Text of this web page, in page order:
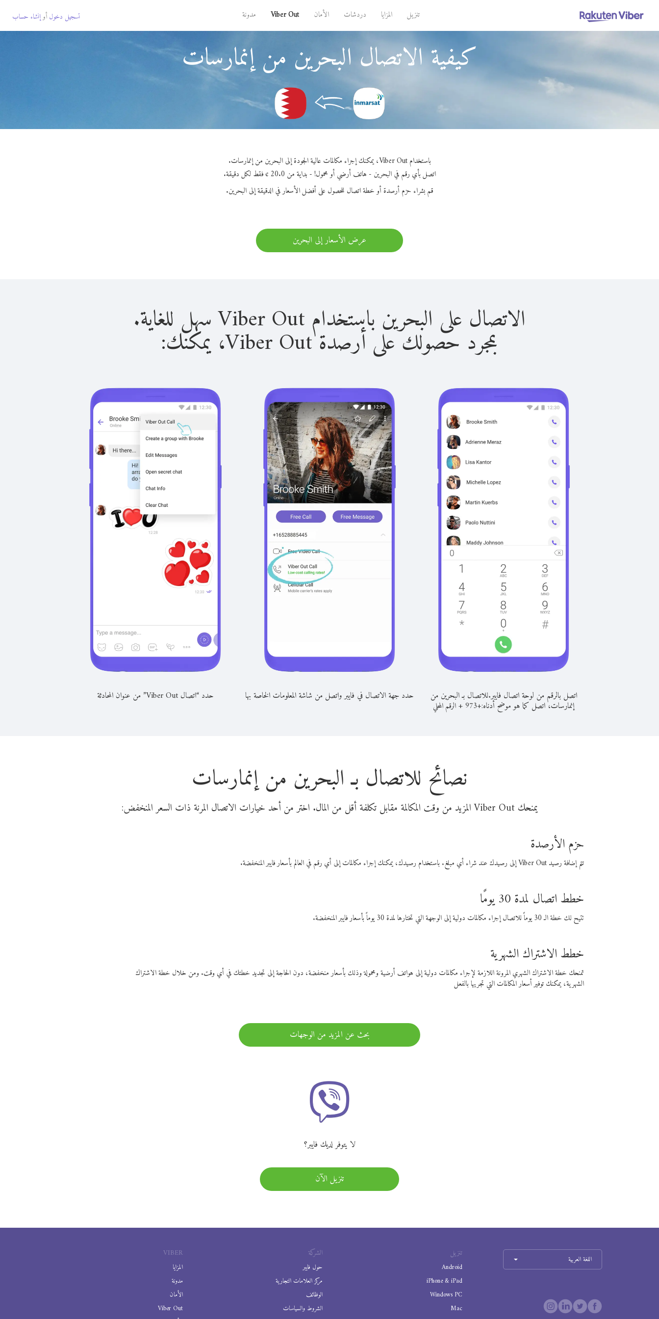
تنزيل المزايا دردشات الأمان Viber Out مدونة تسجيل دخول أوإنشاء حساب
كيفية الاتصال البحرين من إنمارسات
باستخدام Viber Out، يمكنك إجراء مكالمات عالية الجودة إلى البحرين من إنمارسات.
اتصل بأي رقم في البحرين - هاتف أرضي أو محمول! - بداية من 20.0 ¢ فقط لكل دقيقة.
قم بشراء حزم أرصدة أو خطة اتصال للحصول على أفضل الأسعار في الدقيقة إلى البحرين.
عرض الأسعار إلى البحرين
الاتصال على البحرين باستخدام Viber Out سهل للغاية.
بمجرد حصولك على أرصدة Viber Out، يمكنك:
اتصل بالرقم من لوحة اتصال فايبر.للاتصال بـ البحرين من
إنمارسات، اتصل كما هو موضح أدناه:+
973
+الرقم المحلي
حدد جهة الاتصال في فايبر واتصل من شاشة المعلومات الخاصة بها حدد “اتصال Viber Out” من عنوان المحادثة
نصائح للاتصال بـ البحرين من إنمارسات
يمنحك Viber Out المزيد من وقت المكالمة مقابل تكلفة أقل من المال. اختر من أحد خيارات الاتصال المرنة ذات السعر المنخفض:
حزم الأرصدة
تتم إضافة رصيد Viber Out إلى رصيدك عند شراء أي مبلغ. باستخدام رصيدك، يمكنك إجراء مكالمات إلى أي رقم في العالم بأسعار فايبر المنخفضة.
خطط اتصال لمدة 30 يومًا
تتيح لك خطة الـ 30 يوماً للاتصال إجراء مكالمات دولية إلى الوجهة التي تختارها لمدة 30 يوماً بأسعار فايبر المنخفضة.
خطط الاشتراك الشهرية
تمنحك خطة الاشتراك الشهري المرونة اللازمة لإجراء مكالمات دولية إلى هواتف أرضية ومحمولة وذلك بأسعار منخفضة، دون الحاجة إلى تجديد خطتك في أي وقت. ومن خلال خطة الاشتراك
الشهرية، يمكنك توفير أسعار المكالمات التي تجريها بالفعل
بحث عن المزيد من الوجهات
لا يتوفر لديك فايبر؟
تنزيل الآن
VIBER
المزايا
مدونة
الأمان
Viber Out
الشركة
حول فايبر
مركز العلامات التجارية
الوظائف
الشروط والسياسات
تنزيل
Android
iPhone & iPad
Windows PC
Mac
اللغة العربية